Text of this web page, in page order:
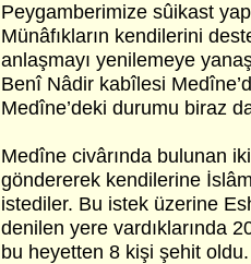
Peygamberimize sûikast
Münâfıkların kendilerini
anlaşmayı yenilemeye
Benî Nâdir kabîlesi
Medîne’deki durumu biraz
Medîne civârında bulunan
göndererek kendilerine
istediler. Bu istek üzerine
denilen yere vardıklarında
bu heyetten 8 kişi şehit